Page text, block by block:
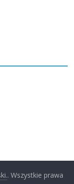
. Wszystkie prawa